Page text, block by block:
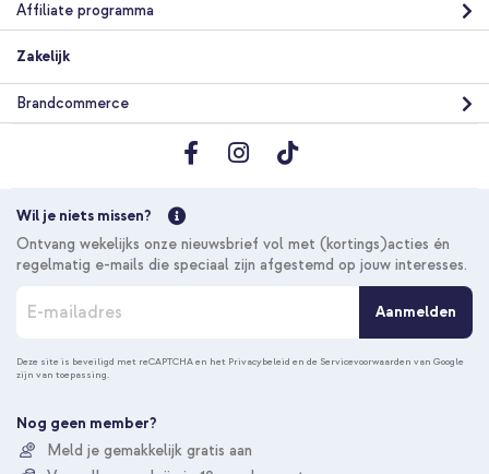
Affiliate programma
Zakelijk
Brandcommerce
Wil je niets missen?
Ontvang wekelijks onze nieuwsbrief vol met (kortings)acties én
regelmatig e-mails die speciaal zijn afgestemd op jouw interesses.
n
n
e
u
Aanmelden
Deze site is beveiligd met reCAPTCHA en het Privacybeleid en de Servicevoorwaarden van Google
zijn van toepassing.
Nog geen member?
Meld je gemakkelijk gratis aan